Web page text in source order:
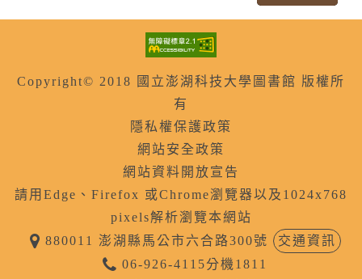
Copyright© 2018 國立澎湖科技大學圖書館 版權所
有
隱私權保護政策
網站安全政策
網站資料開放宣告
請用Edge、Firefox 或Chrome瀏覽器以及1024x768
pixels解析瀏覽本網站
880011 澎湖縣馬公市六合路300號
交通資訊
06-926-4115分機1811